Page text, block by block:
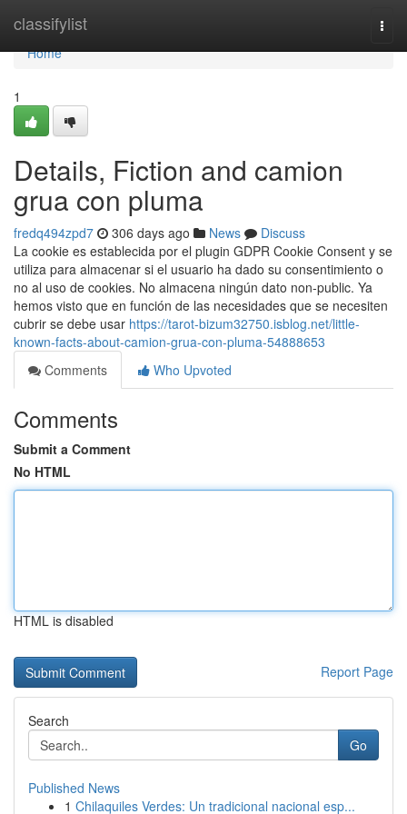
classifylist
Home
Home
1
Details, Fiction and camion
grua con pluma
fredq494zpd7 306 days ago News
Discuss
La cookie es establecida por el plugin GDPR Cookie Consent y se
utiliza para almacenar si el usuario ha dado su consentimiento o
no al uso de cookies. No almacena ningún dato non-public. Ya
hemos visto que en función de las necesidades que se necesiten
cubrir se debe usar https://tarot-bizum32750.isblog.net/little-
known-facts-about-camion-grua-con-pluma-54888653
Comments
Who Upvoted
Comments
Submit a Comment
No HTML
HTML is disabled
Report Page
Search
Go
Published News
1 Chilaquiles Verdes: Un tradicional nacional esp...